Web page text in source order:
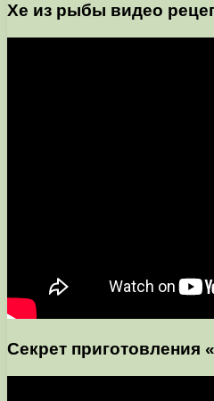
Хе из рыбы видео
Секрет приготовления